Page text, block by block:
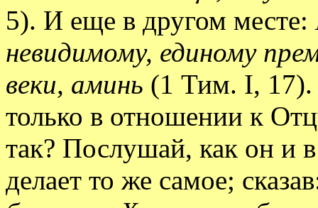
5). И еще в другом месте:
невидимому, единому
веки, аминь (1 Тим. I, 17).
только в отношении к
так? Послушай, как он и
делает то же самое;